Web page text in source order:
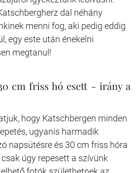
dal néhány
menni fog, aki pedig eddig
egy este után énekelni
megtanul!
cm friss hó esett - irány a
hogy Katschbergen minden
ugyanis harmadik
napsütésre és 30 cm friss hóra
úgy repesett a szívünk